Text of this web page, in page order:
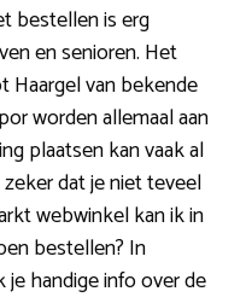
bestellen is erg
en senioren. Het
Haargel van bekende
worden allemaal aan
plaatsen kan vaak al
dat je niet teveel
webwinkel kan ik in
bestellen? In
handige info over de